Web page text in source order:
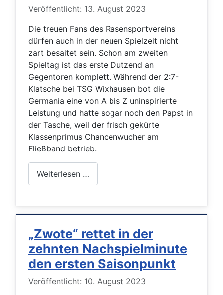
Details
Veröffentlicht: 13. August 2023
Die treuen Fans des Rasensportvereins
dürfen auch in der neuen Spielzeit nicht
zart besaitet sein. Schon am zweiten
Spieltag ist das erste Dutzend an
Gegentoren komplett. Während der 2:7-
Klatsche bei TSG Wixhausen bot die
Germania eine von A bis Z uninspirierte
Leistung und hatte sogar noch den Papst in
der Tasche, weil der frisch gekürte
Klassenprimus Chancenwucher am
Fließband betrieb.
Weiterlesen …
„Zwote“ rettet in der
zehnten Nachspielminute
den ersten Saisonpunkt
Details
Veröffentlicht: 10. August 2023